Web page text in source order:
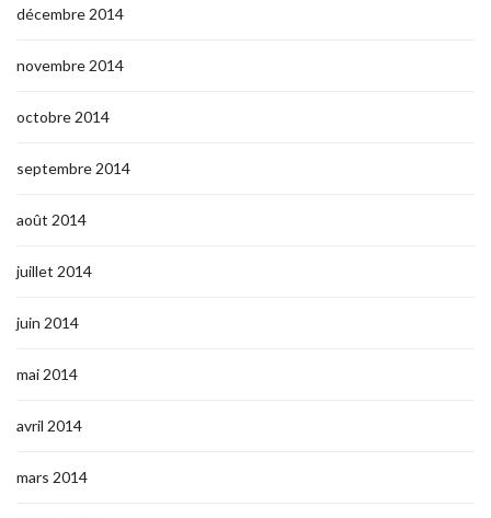
décembre 2014
novembre 2014
octobre 2014
septembre 2014
août 2014
juillet 2014
juin 2014
mai 2014
avril 2014
mars 2014